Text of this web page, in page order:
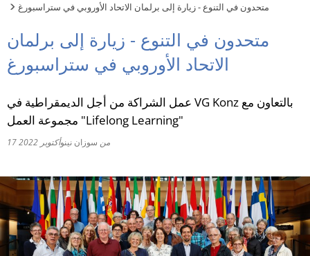
RU
متحدون في التنوع - زيارة إلى برلمان الاتحاد الأوروبي في ستراسبورغ
متحدون في التنوع - زيارة إلى برلمان
الاتحاد الأوروبي في ستراسبورغ
عمل الشراكة من أجل الديمقراطية في VG Konz بالتعاون مع
مجموعة العمل "Lifelong Learning"
17 أكتوبر 2022 من سوزان نينو